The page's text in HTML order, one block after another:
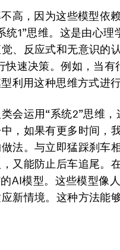
高，因为这些模型依
统1”思维。这是由心理
、反应式和无意识的
快速决策。例如，当
利用这种思维方式进
会运用“系统2”思维
，如果有更多时间，
法。与立即猛踩刹车
又能防止后车追尾。
AI模型。这些模型像
新情境。这种方法能